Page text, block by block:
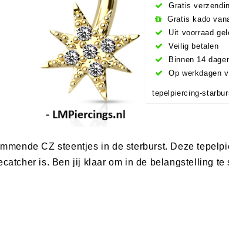
Gratis
Gratis kado
Uit voorraad
Veilig betalen
Binnen 14
Op werkdagen
tepelpiercing-
CZ steentjes in de sterburst. Deze
is. Ben jij klaar om in de belangstelling te